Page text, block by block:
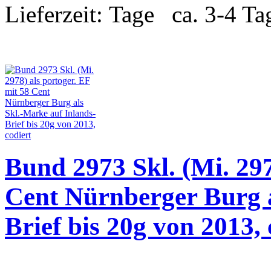
Lieferzeit: ca. 3-4
Bund 2973 Skl. (Mi.
Cent Nürnberger
Brief bis 20g von 2013,